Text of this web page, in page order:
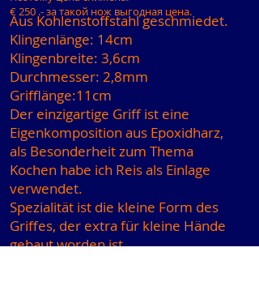
€ 250 .- за такой нож выгодная цена.
Aus Kohlenstoffstahl geschmiedet.
Klingenlänge: 14cm
Klingenbreite: 3,6cm
Durchmesser: 2,8mm
Grifflänge:11cm
Der einzigartige Griff ist eine
Eigenkomposition aus Epoxidharz,
als Besonderheit zum Thema
Kochen habe ich Reis als Einlage
verwendet.
Spezialität ist die kleine Form des
Griffes, der extra für kleine Hände
gebaut worden ist.